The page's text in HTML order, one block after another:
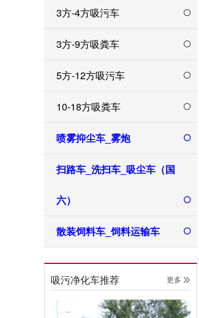
3方-4方吸污车
3方-9方吸粪车
5方-12方吸污车
10-18方吸粪车
喷雾抑尘车_雾炮
扫路车_洗扫车_吸尘车（国
六）
散装饲料车_饲料运输车
吸污净化车推荐 更多 